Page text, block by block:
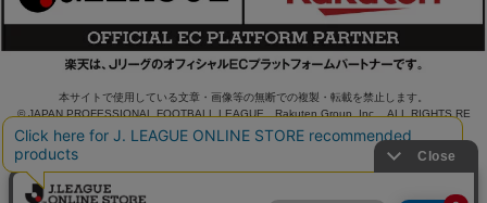
本サイトで使用している文章・画像等の無断での複製・転載を禁止します。
© JAPAN PROFESSIONAL FOOTBALL LEAGUE Rakuten Group, Inc. ALL RIGHTS RE
SERVED.